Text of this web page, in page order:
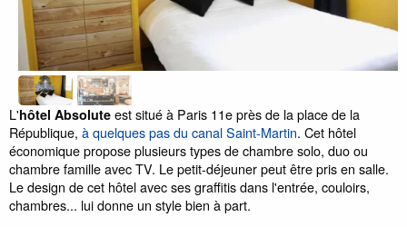
L'hôtel Absolute est situé à Paris 11e près de la place de la
République, à quelques pas du canal Saint-Martin. Cet hôtel
économique propose plusieurs types de chambre solo, duo ou
chambre famille avec TV. Le petit-déjeuner peut être pris en salle.
Le design de cet hôtel avec ses graffitis dans l'entrée, couloirs,
chambres... lui donne un style bien à part.